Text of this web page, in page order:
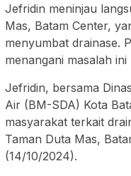
Jefridin meninjau
Mas, Batam Center,
menyumbat drainase.
menangani masalah
Jefridin, bersama
Air (BM-SDA) Kota
masyarakat terkait
Taman Duta Mas,
(14/10/2024).